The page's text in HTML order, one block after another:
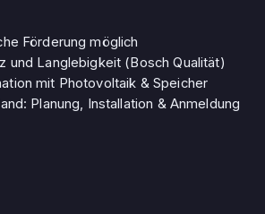
Förderung möglich
und Langlebigkeit (Bosch Qualität)
mit Photovoltaik & Speicher
Planung, Installation & Anmeldung